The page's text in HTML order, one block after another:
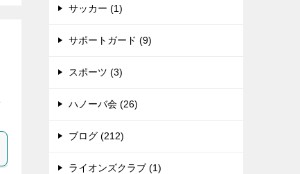
サッカー (1)
サポートガード (9)
スポーツ (3)
ハノーバ会 (26)
ブログ (212)
ライオンズクラブ (1)